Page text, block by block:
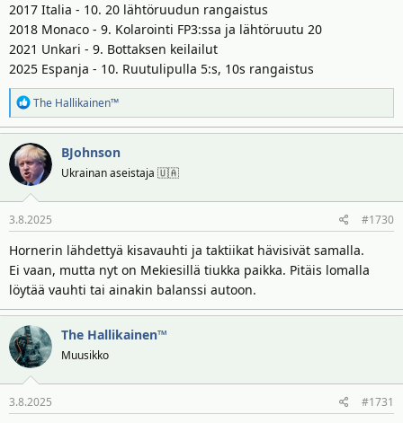
2017 Italia - 10. 20 lähtöruudun rangaistus
2018 Monaco - 9. Kolarointi FP3:ssa ja lähtöruutu 20
2021 Unkari - 9. Bottaksen keilailut
2025 Espanja - 10. Ruutulipulla 5:s, 10s rangaistus
R
e
a
k
t
i
o
t
The Hallikainen™
BJohnson
Ukrainan aseistaja 🇺🇦
3.8.2025 #1730
Hornerin lähdettyä kisavauhti ja taktiikat hävisivät samalla.
Ei vaan, mutta nyt on Mekiesillä tiukka paikka. Pitäis lomalla
löytää vauhti tai ainakin balanssi autoon.
The Hallikainen™
Muusikko
3.8.2025 #1731